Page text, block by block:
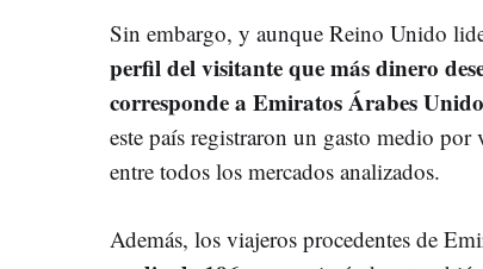
Sin embargo, y aunque Reino Unido
perfil del visitante que más dinero
corresponde a Emiratos Árabes
este país registraron un gasto medio
entre todos los mercados analizados.
Además, los viajeros procedentes de